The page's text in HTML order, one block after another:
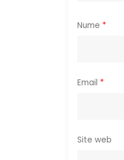
i
l
Nume *
Email *
Site web